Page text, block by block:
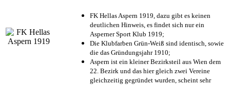
FK Hellas Aspern 1919, dazu gibt es keinen
deutlichen Hinweis, es findet sich nur ein
Asperner Sport Klub 1919;
Die Klubfarben Grün-Weiß sind identisch, sowie
die das Gründungsjahr 1910;
Aspern ist ein kleiner Bezirksteil aus Wien dem
22. Bezirk und das hier gleich zwei Vereine
gleichzeitig gegründet wurden, scheint sehr